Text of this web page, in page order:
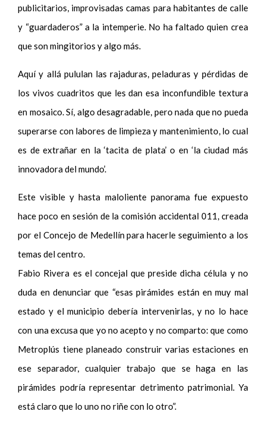
publicitarios, improvisadas camas para habitantes de calle
y “guardaderos” a la intemperie. No ha faltado quien crea
que son mingitorios y algo más.
Aquí y allá pululan las rajaduras, peladuras y pérdidas de
los vivos cuadritos que les dan esa inconfundible textura
en mosaico. Sí, algo desagradable, pero nada que no pueda
superarse con labores de limpieza y mantenimiento, lo cual
es de extrañar en la ‘tacita de plata’ o en ‘la ciudad más
innovadora del mundo’.
Este visible y hasta maloliente panorama fue expuesto
hace poco en sesión de la comisión accidental 011, creada
por el Concejo de Medellín para hacerle seguimiento a los
temas del centro.
Fabio Rivera es el concejal que preside dicha célula y no
duda en denunciar que “esas pirámides están en muy mal
estado y el municipio debería intervenirlas, y no lo hace
con una excusa que yo no acepto y no comparto: que como
Metroplús tiene planeado construir varias estaciones en
ese separador, cualquier trabajo que se haga en las
pirámides podría representar detrimento patrimonial. Ya
está claro que lo uno no riñe con lo otro”.